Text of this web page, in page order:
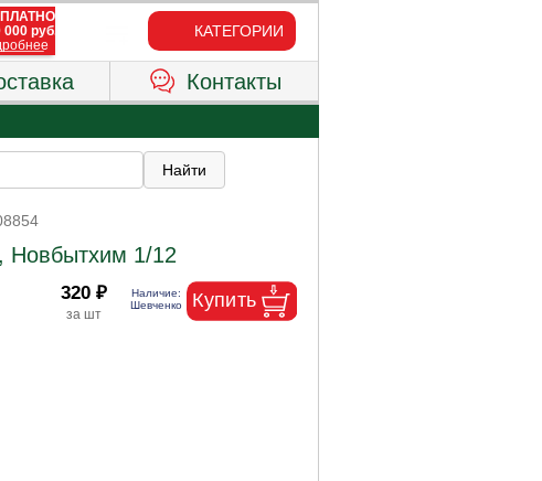
КАТЕГОРИИ
Контакты
Новбытхим 1/12
320 ₽